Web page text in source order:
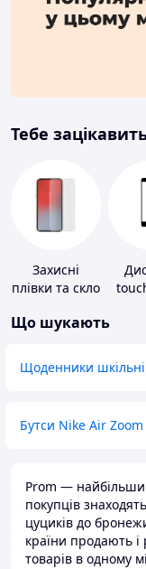
Тебе
Захисні
плівки та скло
портативних
Що шукають
Щоденники шкільні
Бутси Nike Air
Prom —
покупців
цуциків до
країни продають
товарів в одному